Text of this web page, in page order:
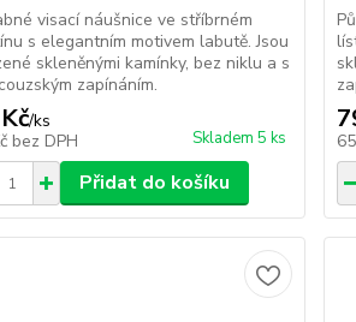
visací náušnice ve stříbrném
s elegantním motivem labutě. Jsou
skleněnými kamínky, bez niklu a s
zapínáním.
/ks
bez DPH Skladem 5 ks
Přidat do košíku